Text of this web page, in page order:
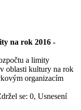
na rok 2016 -
a limity
oblasti kultury na rok
organizacím
se: 0, Usnesení